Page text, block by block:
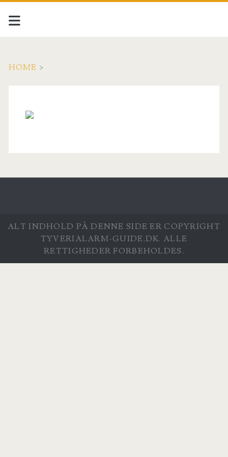
HOME >
ALT INDHOLD PÅ DENNE SIDE ER COPYRIGHT
TYVERIALARM-GUIDE.DK. ALLE
RETTIGHEDER FORBEHOLDES.